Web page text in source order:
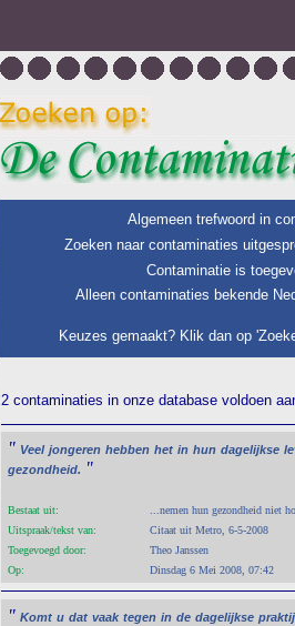
Algemeen trefwoord in
Zoeken naar contaminaties
Contaminatie is
Alleen contaminaties bekende
Keuzes gemaakt? Klik dan op
2 contaminaties in onze database voldoen
" Veel jongeren hebben het in hun dagelijkse
gezondheid. "
Bestaat uit:
...nemen hun gezondheid niet
Uitspraak/tekst van:
Citaat uit Metro, 6-5-2008
Toegevoegd door:
Theo Janssen
Op:
Dinsdag 6 Mei 2008, 07:42
" Komt u dat vaak tegen in de dagelijkse